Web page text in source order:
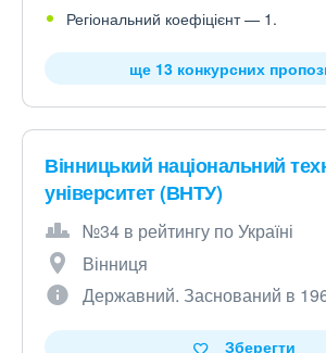
Регіональний коефіцієнт — 1.
ще 13 конкурсних
Вінницький національний
університет (ВНТУ)
№34 в рейтингу по Україні
Вінниця
Державний. Заснований в
Зберегти